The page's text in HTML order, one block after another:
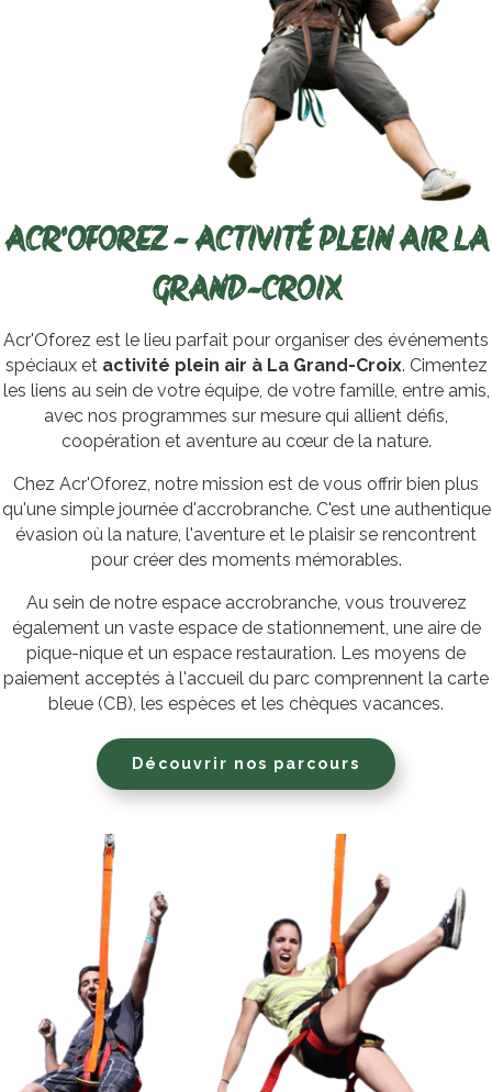
ACR'OFOREZ - ACTIVITÉ PLEIN AIR LA
GRAND-CROIX
Acr'Oforez est le lieu parfait pour organiser des événements
spéciaux et activité plein air à La Grand-Croix. Cimentez
les liens au sein de votre équipe, de votre famille, entre amis,
avec nos programmes sur mesure qui allient défis,
coopération et aventure au cœur de la nature.
Chez Acr'Oforez, notre mission est de vous offrir bien plus
qu'une simple journée d'accrobranche. C'est une authentique
évasion où la nature, l'aventure et le plaisir se rencontrent
pour créer des moments mémorables.
Au sein de notre espace accrobranche, vous trouverez
également un vaste espace de stationnement, une aire de
pique-nique et un espace restauration. Les moyens de
paiement acceptés à l'accueil du parc comprennent la carte
bleue (CB), les espèces et les chèques vacances.
Découvrir nos parcours